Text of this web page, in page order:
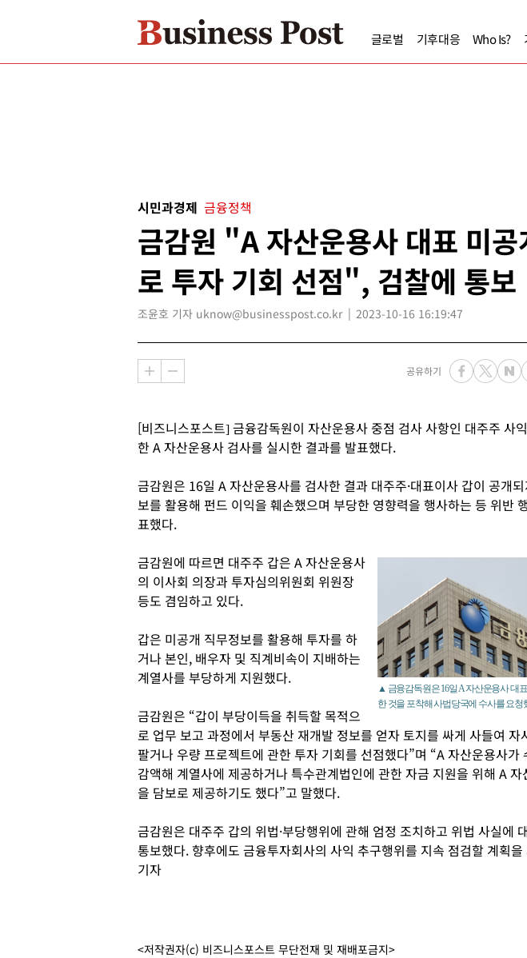
글로벌 기후대응 Who Is?
시민과경제 금융정책
금감원 "A 자산운용사 대표 미공
로 투자 기회 선점", 검찰에 통보
조윤호 기자 uknow@businesspost.co.kr 2023-10-16 16:19:47
공유하기
[비즈니스포스트] 금융감독원이 자산운용사 중점 검사 사항인 대주주 사
한 A 자산운용사 검사를 실시한 결과를 발표했다.
금감원은 16일 A 자산운용사를 검사한 결과 대주주·대표이사 갑이 공개
보를 활용해 펀드 이익을 훼손했으며 부당한 영향력을 행사하는 등 위반
표했다.
▲ 금융감독원은 16일 A 자산운용사 대
한 것을 포착해 사법당국에 수사를 요청
금감원에 따르면 대주주 갑은 A 자산운용사
의 이사회 의장과 투자심의위원회 위원장
등도 겸임하고 있다.
갑은 미공개 직무정보를 활용해 투자를 하
거나 본인, 배우자 및 직계비속이 지배하는
계열사를 부당하게 지원했다.
금감원은 “갑이 부당이득을 취득할 목적으
로 업무 보고 과정에서 부동산 재개발 정보를 얻자 토지를 싸게 사들여 자
팔거나 우량 프로젝트에 관한 투자 기회를 선점했다”며 “A 자산운용사가
감액해 계열사에 제공하거나 특수관계법인에 관한 자금 지원을 위해 A
을 담보로 제공하기도 했다”고 말했다.
금감원은 대주주 갑의 위법·부당행위에 관해 엄정 조치하고 위법 사실에
통보했다. 향후에도 금융투자회사의 사익 추구행위를 지속 점검할 계획
기자
<저작권자(c) 비즈니스포스트 무단전재 및 재배포금지>